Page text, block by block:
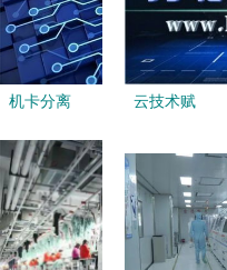
技术实力护
航数字时代
深远变革
机卡分离
能有线电视
公共服务属
性的回归路
云技术赋
化焕新 石
家庄网易联
合创新中心